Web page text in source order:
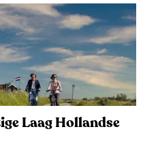
Laag Hollandse